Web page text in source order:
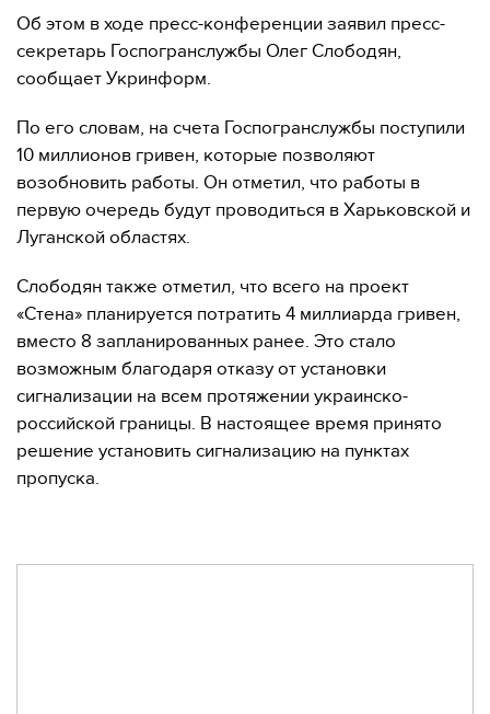
Об этом в ходе пресс-конференции заявил пресс-
секретарь Госпогранслужбы Олег Слободян,
сообщает Укринформ.
По его словам, на счета Госпогранслужбы поступили
10 миллионов гривен, которые позволяют
возобновить работы. Он отметил, что работы в
первую очередь будут проводиться в Харьковской и
Луганской областях.
Слободян также отметил, что всего на проект
«Стена» планируется потратить 4 миллиарда гривен,
вместо 8 запланированных ранее. Это стало
возможным благодаря отказу от установки
сигнализации на всем протяжении украинско-
российской границы. В настоящее время принято
решение установить сигнализацию на пунктах
пропуска.